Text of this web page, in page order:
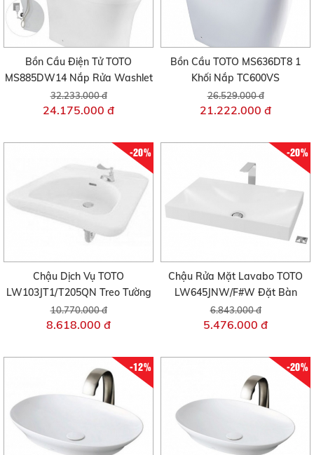
Bồn Cầu Điện Tử TOTO
MS885DW14 Nắp Rửa Washlet
32.233.000 đ
24.175.000 đ
Bồn Cầu TOTO MS636DT8 1
Khối Nắp TC600VS
26.529.000 đ
21.222.000 đ
-20%
Chậu Dịch Vụ TOTO
LW103JT1/T205QN Treo Tường
10.770.000 đ
8.618.000 đ
-20%
Chậu Rửa Mặt Lavabo TOTO
LW645JNW/F#W Đặt Bàn
6.843.000 đ
5.476.000 đ
-12% -20%